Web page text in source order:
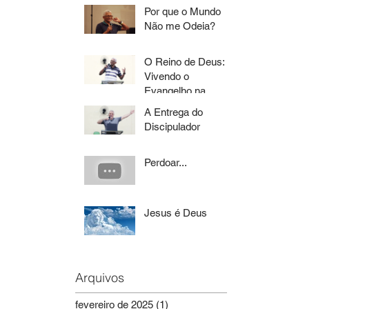
Por que o Mundo
Não me Odeia?
O Reino de Deus:
Vivendo o
Evangelho na
A Entrega do
Discipulador
Perdoar...
Jesus é Deus
Arquivos
fevereiro de 2025 (1)